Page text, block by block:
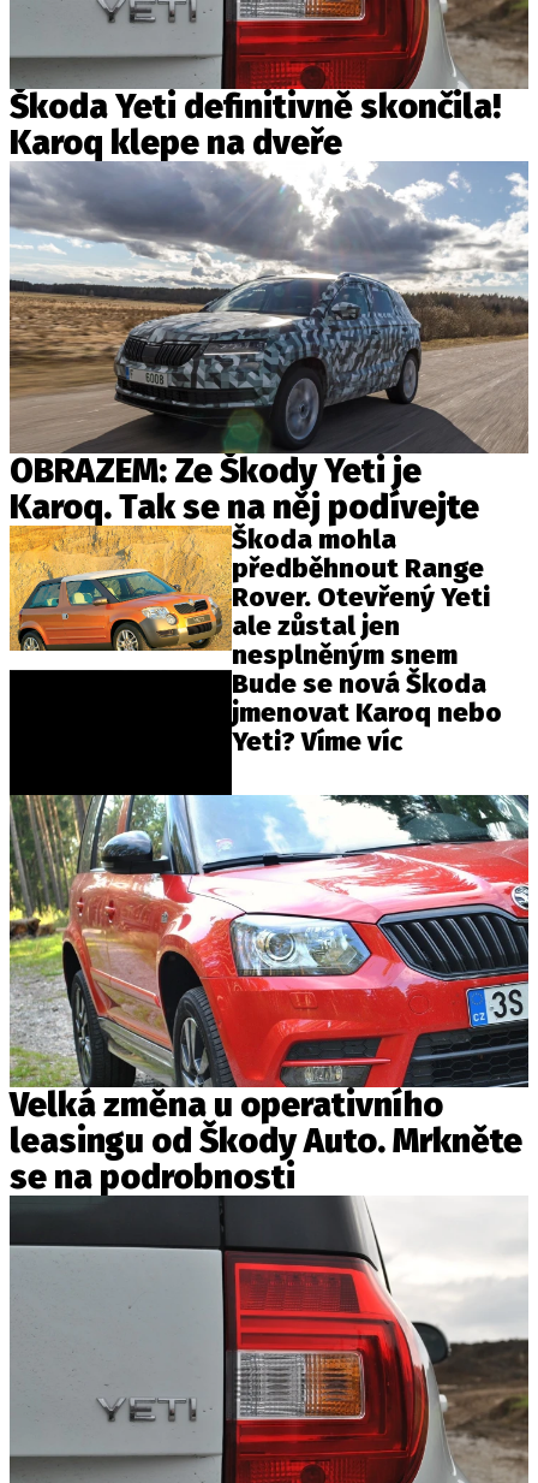
Škoda Yeti definitivně skončila!
Karoq klepe na dveře
OBRAZEM: Ze Škody Yeti je
Karoq. Tak se na něj podívejte
Škoda mohla
předběhnout Range
Rover. Otevřený Yeti
ale zůstal jen
nesplněným snem
Bude se nová Škoda
jmenovat Karoq nebo
Yeti? Víme víc
Velká změna u operativního
leasingu od Škody Auto. Mrkněte
se na podrobnosti